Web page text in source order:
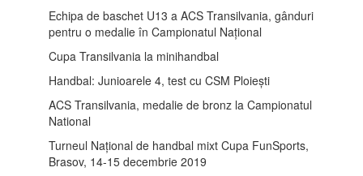
Echipa de baschet U13 a ACS Transilvania, gânduri
pentru o medalie în Campionatul Național
Cupa Transilvania la minihandbal
Handbal: Junioarele 4, test cu CSM Ploiești
ACS Transilvania, medalie de bronz la Campionatul
National
Turneul Național de handbal mixt Cupa FunSports,
Brasov, 14-15 decembrie 2019